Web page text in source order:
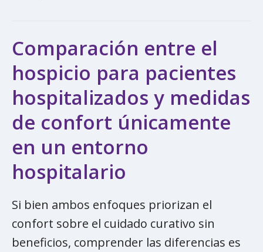
Comparación entre el
hospicio para pacientes
hospitalizados y medidas
de confort únicamente
en un entorno
hospitalario
Si bien ambos enfoques priorizan el
confort sobre el cuidado curativo sin
beneficios, comprender las diferencias es